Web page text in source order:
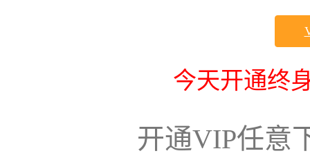
今天开通终
开通VIP任意